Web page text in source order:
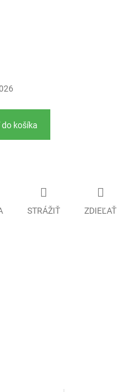
košíka
STRÁŽIŤ ZDIEĽAŤ